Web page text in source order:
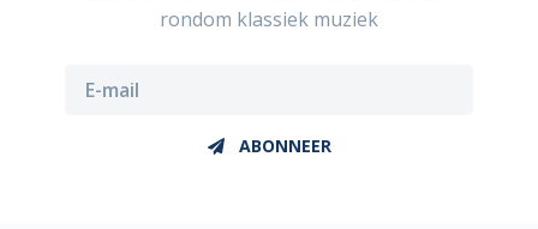
rondom klassiek muziek
ABONNEER